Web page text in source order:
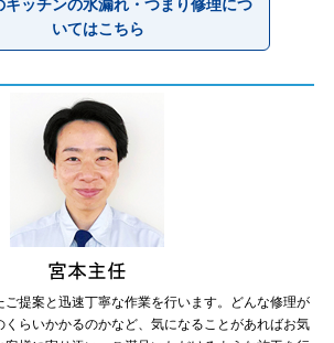
キッチンの水漏れ・つまり修理につ
いてはこちら
ご提案と迅速丁寧な作業を行います。どんな修理が
くらいかかるのかなど、気になることがあればお気